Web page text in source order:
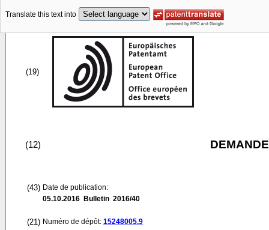
Translate this text into
(19)
(12)
(43) Date de publication:
05.10.2016 Bulletin 2016/40
(21) Numéro de dépôt: 15248005.9